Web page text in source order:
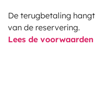
De terugbetaling
van de reservering.
Lees de voorwaarden